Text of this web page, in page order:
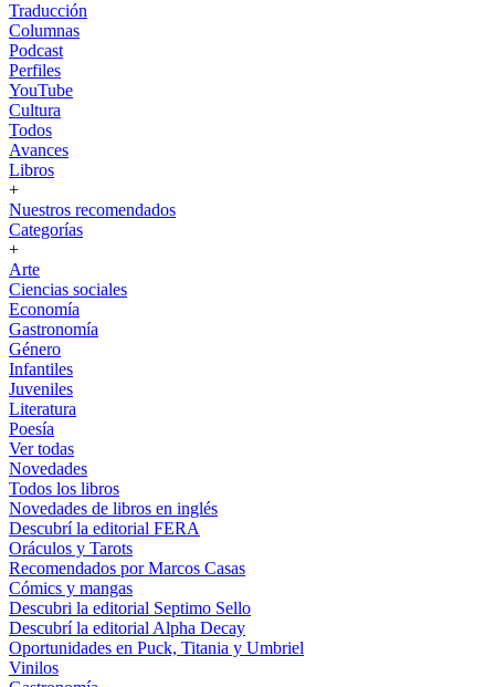
Traducción
Columnas
Podcast
Perfiles
YouTube
Cultura
Todos
Avances
Libros
+
Nuestros recomendados
Categorías
+
Arte
Ciencias sociales
Economía
Gastronomía
Género
Infantiles
Juveniles
Literatura
Poesía
Ver todas
Novedades
Todos los libros
Novedades de libros en inglés
Descubrí la editorial FERA
Oráculos y Tarots
Recomendados por Marcos Casas
Cómics y mangas
Descubri la editorial Septimo Sello
Descubrí la editorial Alpha Decay
Oportunidades en Puck, Titania y Umbriel
Vinilos